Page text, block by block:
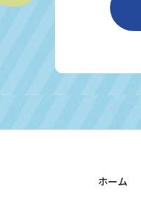
ホーム